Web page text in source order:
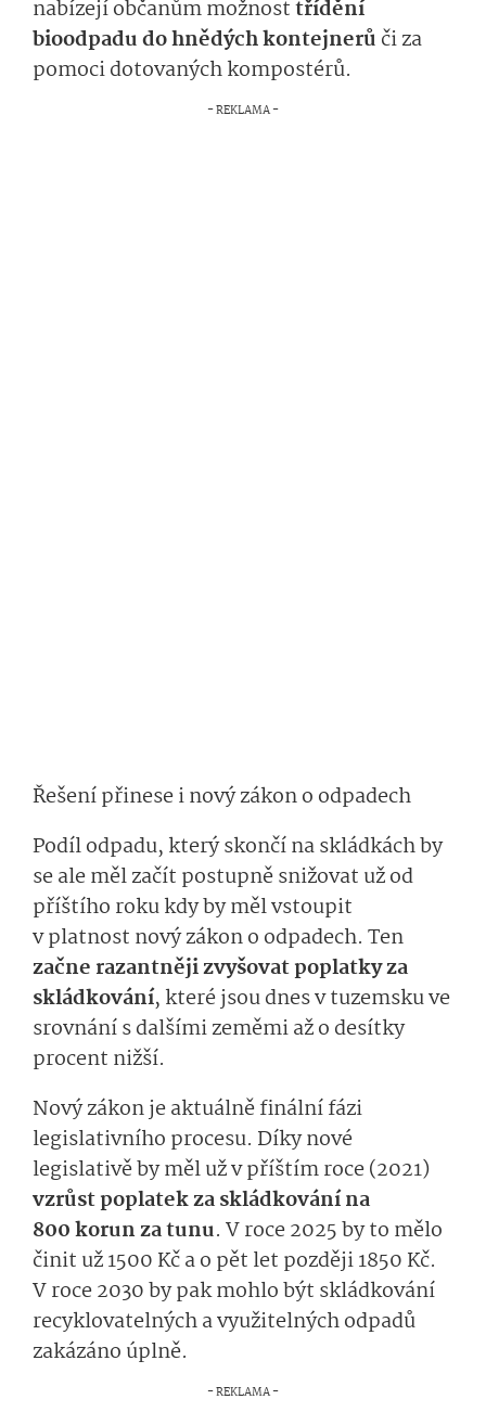
nabízejí občanům možnosttřídění
bioodpadu do hnědých kontejnerů či za
pomoci dotovaných kompostérů.
Řešení přinese i nový zákon o odpadech
Podíl odpadu, který skončí na skládkách by
se ale měl začít postupně snižovat už od
příštího roku kdy by měl vstoupit
v platnost nový zákon o odpadech. Ten
začne razantněji zvyšovat poplatky za
skládkování, které jsou dnes v tuzemsku ve
srovnání s dalšími zeměmi až o desítky
procent nižší.
Nový zákon je aktuálně finální fázi
legislativního procesu. Díky nové
legislativě by měl už v příštím roce (2021)
vzrůst poplatek za skládkování na
800 korun za tunu. V roce 2025 by to mělo
činit už 1500 Kč a o pět let později 1850 Kč.
V roce 2030 by pak mohlo být skládkování
recyklovatelných a využitelných odpadů
zakázáno úplně.